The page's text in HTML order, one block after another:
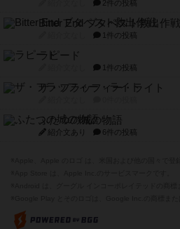
2件の投稿
Bitter End ブタペスト救出作戦
1件の投稿
ラピード
1件の投稿
ザ・フラッフィー・ライト
ふたつの城の物語
紹介文あり 6件の投稿